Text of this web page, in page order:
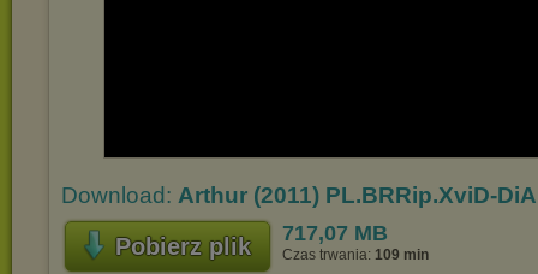
Download: Arthur (2011) PL.BRRip.XviD-
Pobierz plik 717,07 MB
Czas trwania: 109 min